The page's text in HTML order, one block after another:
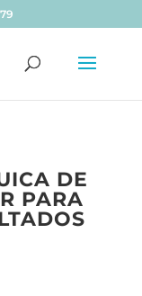
DE
PARA